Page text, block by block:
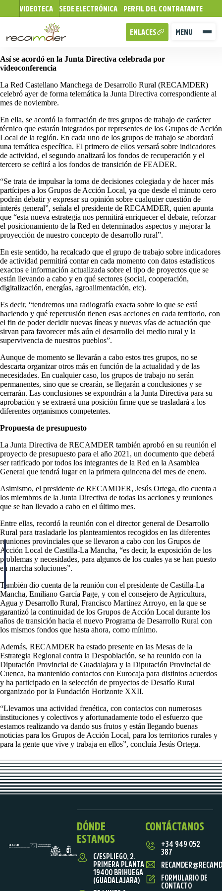
VIDEOTECA SEDE ELECTRÓNICA PERFIL DEL CONTRATANTE
MENU
ENLACES
Así se acordó en la Junta Directiva celebrada por
videoconferencia
La Red Castellano Manchega de Desarrollo Rural (RECAMDER)
celebró ayer de forma telemática la Junta Directiva correspondiente al
mes de noviembre.
En ella, se acordó la formación de tres grupos de trabajo de carácter
técnico que estarán integrados por representes de los Grupos de Acción
Local de la región. En cada uno de los grupos de trabajo se abordará
una temática específica. El primero de ellos versará sobre indicadores
de actividad, el segundo analizará los fondos de recuperación y el
tercero se ceñirá a los fondos de transición de FEADER.
“Se trata de impulsar la toma de decisiones colegiada y de hacer más
partícipes a los Grupos de Acción Local, ya que desde el minuto cero
podrán debatir y expresar su opinión sobre cualquier cuestión de
interés general”, señala el presidente de RECAMDER, quien apunta
que “esta nueva estrategia nos permitirá enriquecer el debate, reforzar
el posicionamiento de la Red en determinados aspectos y mejorar la
proyección de nuestro concepto de desarrollo rural”.
En este sentido, ha recalcado que el grupo de trabajo sobre indicadores
de actividad permitirá contar en cada momento con datos estadísticos
exactos e información actualizada sobre el tipo de proyectos que se
están llevando a cabo y en qué sectores (social, cooperación,
digitalización, energías, agroalimentación, etc).
Es decir, “tendremos una radiografía exacta sobre lo que se está
haciendo y qué repercusión tienen esas acciones en cada territorio, con
el fin de poder decidir nuevas líneas y nuevas vías de actuación que
sirvan para favorecer más aún el desarrollo del medio rural y la
supervivencia de nuestros pueblos”.
Aunque de momento se llevarán a cabo estos tres grupos, no se
descarta organizar otros más en función de la actualidad y de las
necesidades. En cualquier caso, los grupos de trabajo no serán
permanentes, sino que se crearán, se llegarán a conclusiones y se
cerrarán. Las conclusiones se expondrán a la Junta Directiva para su
aprobación y se extraerá una posición firme que se trasladará a los
diferentes organismos competentes.
Propuesta de presupuesto
La Junta Directiva de RECAMDER también aprobó en su reunión el
proyecto de presupuesto para el año 2021, un documento que deberá
ser ratificado por todos los integrantes de la Red en la Asamblea
General que tendrá lugar en la primera quincena del mes de enero.
Asimismo, el presidente de RECAMDER, Jesús Ortega, dio cuenta a
los miembros de la Junta Directiva de todas las acciones y reuniones
que se han llevado a cabo en el último mes.
Entre ellas, recordó la reunión con el director general de Desarrollo
Rural para trasladarle los planteamientos recogidos en las diferentes
reuniones provinciales que se llevaron a cabo con los Grupos de
Acción Local de Castilla-La Mancha, “es decir, la exposición de los
problemas y necesidades, para algunos de los cuales ya se han puesto
en marcha soluciones”.
También dio cuenta de la reunión con el presidente de Castilla-La
Mancha, Emiliano García Page, y con el consejero de Agricultura,
Agua y Desarrollo Rural, Francisco Martínez Arroyo, en la que se
garantizó la continuidad de los Grupos de Acción Local durante los
años de transición hacia el nuevo Programa de Desarrollo Rural con
los mismos fondos que hasta ahora, como mínimo.
Además, RECAMDER ha estado presente en las Mesas de la
Estrategia Regional contra la Despoblación, se ha reunido con la
Diputación Provincial de Guadalajara y la Diputación Provincial de
Cuenca, ha mantenido contactos con Eurocaja para distintos acuerdos
y ha participado en la selección de proyectos de Desafío Rural
organizado por la Fundación Horizonte XXII.
“Llevamos una actividad frenética, con contactos con numerosas
instituciones y colectivos y afortunadamente todo el esfuerzo que
estamos realizando va dando sus frutos y están llegando buenas
noticias para los Grupos de Acción Local, para los territorios rurales y
para la gente que vive y trabaja en ellos”, concluía Jesús Ortega.
DÓNDE
ESTAMOS
C/ESPLIEGO, 2.
PRIMERA PLANTA
19400 BRIHUEGA
(GUADALAJARA)
CONTÁCTANOS
+34 949 052
387
FORMULARIO DE
CONTACTO